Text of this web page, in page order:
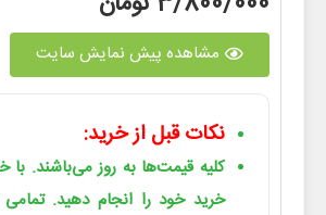
مشاهده پیش نمایش سایت
نکات قبل از خرید:
کلیه قیمت‌ها به روز می‌باشند. با
خرید خود را انجام دهید.